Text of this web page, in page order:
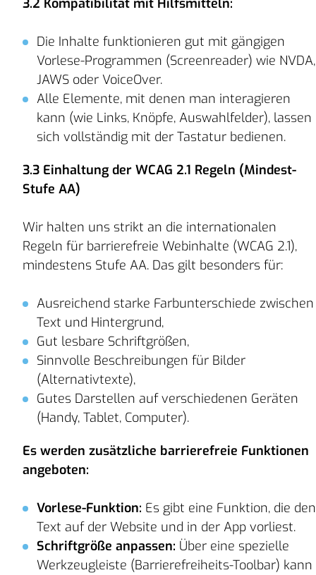
3.2 Kompatibilität mit Hilfsmitteln:
Die Inhalte funktionieren gut mit gängigen
Vorlese-Programmen (Screenreader) wie NVDA,
JAWS oder VoiceOver.
Alle Elemente, mit denen man interagieren
kann (wie Links, Knöpfe, Auswahlfelder), lassen
sich vollständig mit der Tastatur bedienen.
3.3 Einhaltung der WCAG 2.1 Regeln (Mindest-
Stufe AA)
Wir halten uns strikt an die internationalen
Regeln für barrierefreie Webinhalte (WCAG 2.1),
mindestens Stufe AA. Das gilt besonders für:
Ausreichend starke Farbunterschiede zwischen
Text und Hintergrund,
Gut lesbare Schriftgrößen,
Sinnvolle Beschreibungen für Bilder
(Alternativtexte),
Gutes Darstellen auf verschiedenen Geräten
(Handy, Tablet, Computer).
Es werden zusätzliche barrierefreie Funktionen
angeboten:
Vorlese-Funktion: Es gibt eine Funktion, die den
Text auf der Website und in der App vorliest.
Schriftgröße anpassen: Über eine spezielle
Werkzeugleiste (Barrierefreiheits-Toolbar) kann